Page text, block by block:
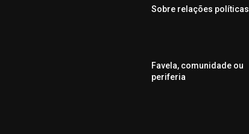
Sobre relações políticas
Favela, comunidade ou
periferia